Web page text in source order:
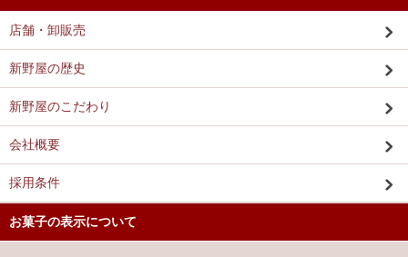
店舗・卸販売
新野屋の歴史
新野屋のこだわり
会社概要
採用条件
お菓子の表示について